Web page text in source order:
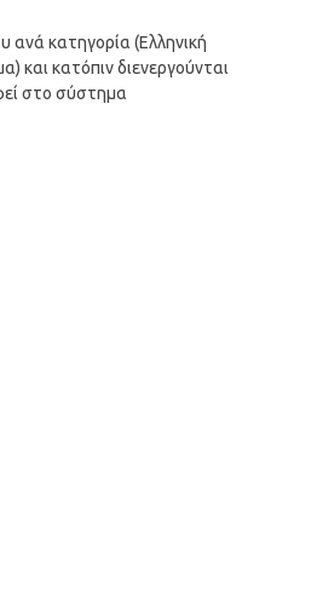
ανά κατηγορία (Ελληνική
και κατόπιν διενεργούνται
στο σύστημα